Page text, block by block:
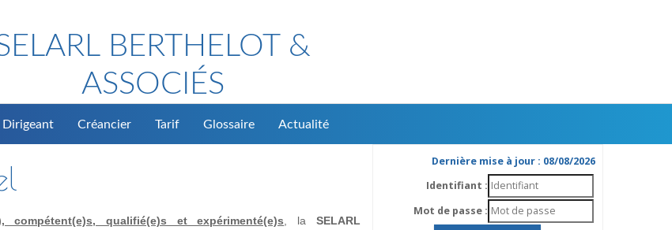
BERTHELOT &
ASSOCIÉS
Dirigeant Créancier Tarif Glossaire Actualité
qualifié(e)s et expérimenté(e)s , la SELARL
Dernière mise à jour : 08/08/2026
Identifiant :
Mot de passe :